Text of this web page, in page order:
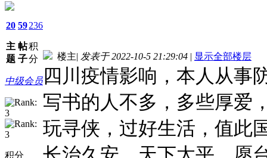
20
主
题
59
帖
子
236
积
分
中级会员
积分
楼主| 发表于 2022-10-5 21:29:04 | 显示全部楼层
四川疫情影响，本人从事
写书的人不多，多些厚爱
玩寻侠，过好生活，值此